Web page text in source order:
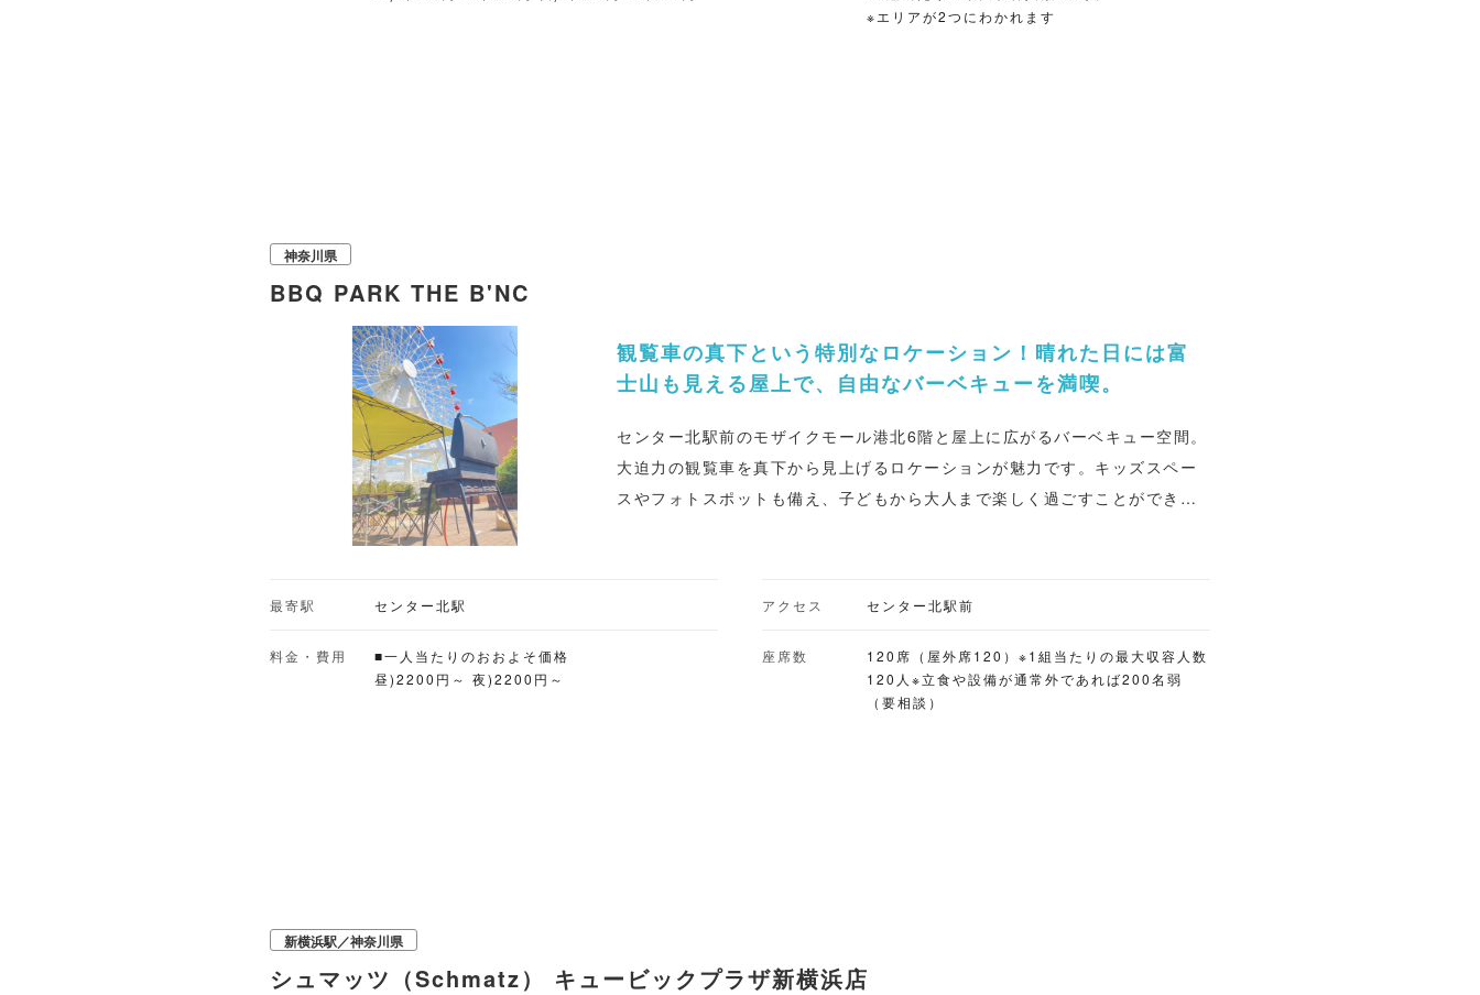
仲間や家族とワイワイ過ごすのにぴったりです。 ■暑さ対策 ミストシャワ
※エリアが2つにわかれます
神奈川県
BBQ PARK THE B'NC
観覧車の真下という特別なロケーション！晴れた日には富
士山も見える屋上で、自由なバーベキューを満喫。
センター北駅前のモザイクモール港北6階と屋上に広がるバーベキュー空間。
大迫力の観覧車を真下から見上げるロケーションが魅力です。キッズスペー
スやフォトスポットも備え、子どもから大人まで楽しく過ごすことができま
「学生プラン（3,500円～）」もあり、持ち込みを追加することも可能で
す。推し活や歓送迎会など、シーンに合わせた会場作りも相談でき、「焼く
だけではない」自由なBBQタイムを堪能できます。 ■バーベキューのスタイ
最寄駅 センター北駅 アクセス センター北駅前
料金・費用
■一人当たりのおおよそ価格
昼)2200円～ 夜)2200円～
座席数
120席（屋外席120）※1組当たりの最大収容人数
120人※立食や設備が通常外であれば200名弱
（要相談）
新横浜駅／神奈川県
シュマッツ（Schmatz） キュービックプラザ新横浜店